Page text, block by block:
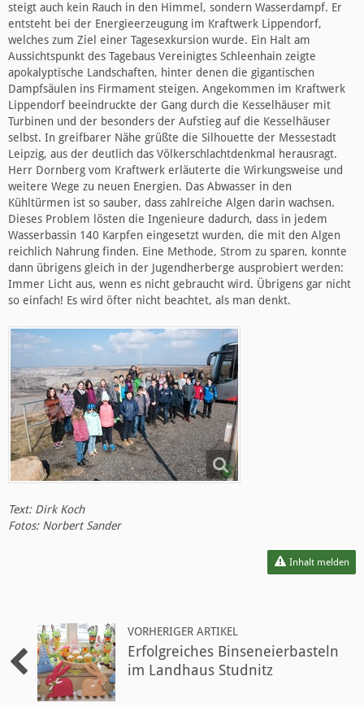
steigt auch kein Rauch in den Himmel, sondern Wasserdampf. Er
entsteht bei der Energieerzeugung im Kraftwerk Lippendorf,
welches zum Ziel einer Tagesexkursion wurde. Ein Halt am
Aussichtspunkt des Tagebaus Vereinigtes Schleenhain zeigte
apokalyptische Landschaften, hinter denen die gigantischen
Dampfsäulen ins Firmament steigen. Angekommen im Kraftwerk
Lippendorf beeindruckte der Gang durch die Kesselhäuser mit
Turbinen und der besonders der Aufstieg auf die Kesselhäuser
selbst. In greifbarer Nähe grüßte die Silhouette der Messestadt
Leipzig, aus der deutlich das Völkerschlachtdenkmal herausragt.
Herr Dornberg vom Kraftwerk erläuterte die Wirkungsweise und
weitere Wege zu neuen Energien. Das Abwasser in den
Kühltürmen ist so sauber, dass zahlreiche Algen darin wachsen.
Dieses Problem lösten die Ingenieure dadurch, dass in jedem
Wasserbassin 140 Karpfen eingesetzt wurden, die mit den Algen
reichlich Nahrung finden. Eine Methode, Strom zu sparen, konnte
dann übrigens gleich in der Jugendherberge ausprobiert werden:
Immer Licht aus, wenn es nicht gebraucht wird. Übrigens gar nicht
so einfach! Es wird öfter nicht beachtet, als man denkt.
Text: Dirk Koch
Fotos: Norbert Sander
Inhalt melden
VORHERIGER ARTIKEL
Erfolgreiches Binseneierbasteln
im Landhaus Studnitz